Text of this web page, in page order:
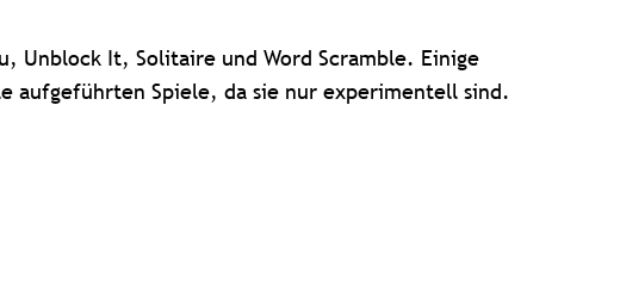
Unblock It, Solitaire und Word Scramble. Einige
aufgeführten Spiele, da sie nur experimentell sind.